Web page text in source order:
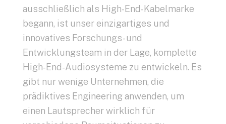
ausschließlich als High-End-Kabelmarke
begann, ist unser einzigartiges und
innovatives Forschungs- und
Entwicklungsteam in der Lage, komplette
High-End-Audiosysteme zu entwickeln. Es
gibt nur wenige Unternehmen, die
prädiktives Engineering anwenden, um
einen Lautsprecher wirklich für